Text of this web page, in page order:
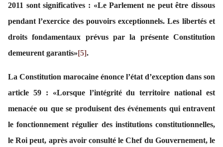
2011 sont significatives : «Le Parlement ne peut être dissous
pendant l’exercice des pouvoirs exceptionnels. Les libertés et
droits fondamentaux prévus par la présente Constitution
demeurent garantis»[5].
La Constitution marocaine énonce l’état d’exception dans son
article 59 : «Lorsque l’intégrité du territoire national est
menacée ou que se produisent des événements qui entravent
le fonctionnement régulier des institutions constitutionnelles,
le Roi peut, après avoir consulté le Chef du Gouvernement, le